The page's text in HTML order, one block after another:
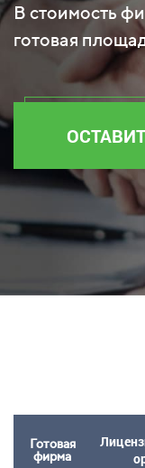
В стоимость
готовая
Готовая
фирма